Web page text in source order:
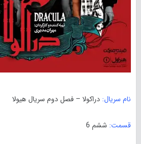
نام سریال: دراکولا – فصل دوم سریال هیولا
قسمت: ششم 6